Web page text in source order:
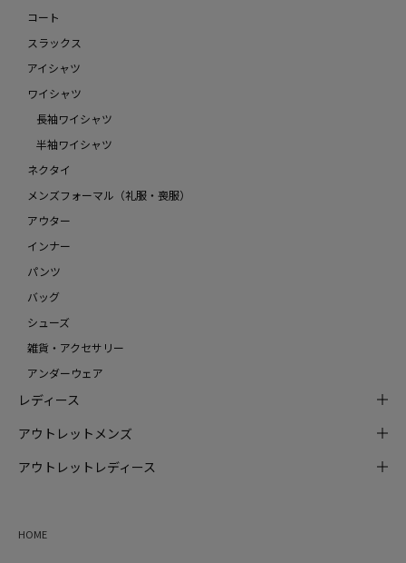
コート
スラックス
アイシャツ
ワイシャツ
長袖ワイシャツ
半袖ワイシャツ
ネクタイ
メンズフォーマル（礼服・喪服）
アウター
インナー
パンツ
バッグ
シューズ
雑貨・アクセサリー
アンダーウェア
レディース
アウトレットメンズ
アウトレットレディース
HOME